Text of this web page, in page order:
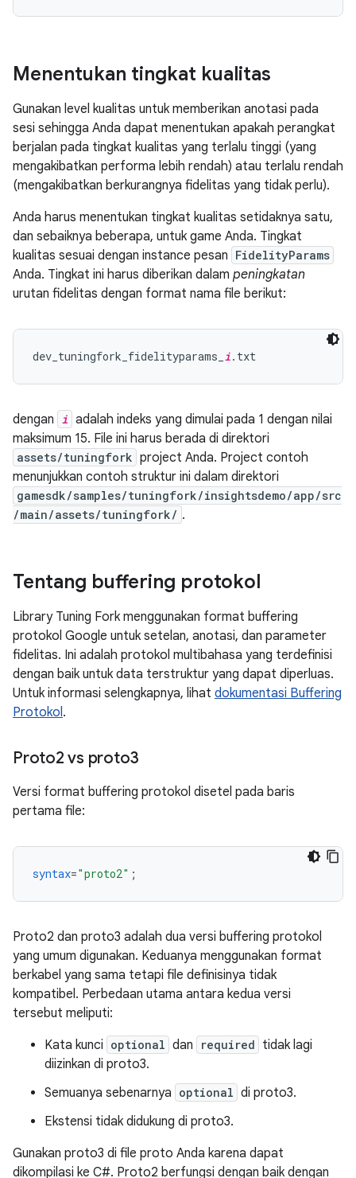
Menentukan tingkat kualitas
Gunakan level kualitas untuk memberikan anotasi pada
sesi sehingga Anda dapat menentukan apakah perangkat
berjalan pada tingkat kualitas yang terlalu tinggi (yang
mengakibatkan performa lebih rendah) atau terlalu rendah
(mengakibatkan berkurangnya fidelitas yang tidak perlu).
Anda harus menentukan tingkat kualitas setidaknya satu,
dan sebaiknya beberapa, untuk game Anda. Tingkat
kualitas sesuai dengan instance pesan FidelityParams
Anda. Tingkat ini harus diberikan dalam peningkatan
urutan fidelitas dengan format nama file berikut:
dev_tuningfork_fidelityparams_ i
dengan i adalah indeks yang dimulai pada 1 dengan nilai
maksimum 15. File ini harus berada di direktori
assets/tuningfork project Anda. Project contoh
menunjukkan contoh struktur ini dalam direktori
gamesdk/samples/tuningfork/insightsdemo/app/src
/main/assets/tuningfork/ .
Tentang buffering protokol
Library Tuning Fork menggunakan format buffering
protokol Google untuk setelan, anotasi, dan parameter
fidelitas. Ini adalah protokol multibahasa yang terdefinisi
dengan baik untuk data terstruktur yang dapat diperluas.
Untuk informasi selengkapnya, lihat dokumentasi Buffering
Protokol.
Proto2 vs proto3
Versi format buffering protokol disetel pada baris
pertama file:
syntax="proto2" ;
Proto2 dan proto3 adalah dua versi buffering protokol
yang umum digunakan. Keduanya menggunakan format
berkabel yang sama tetapi file definisinya tidak
kompatibel. Perbedaan utama antara kedua versi
tersebut meliputi:
Kata kunci optional dan required tidak lagi
diizinkan di proto3.
Semuanya sebenarnya optional di proto3.
Ekstensi tidak didukung di proto3.
Gunakan proto3 di file proto Anda karena dapat
dikompilasi ke C#. Proto2 berfungsi dengan baik dengan